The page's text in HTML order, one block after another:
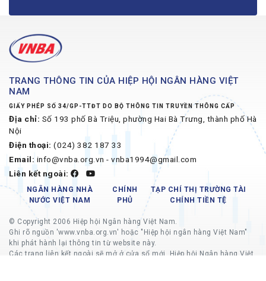
TRANG THÔNG TIN CỦA HIỆP HỘI NGÂN HÀNG VIỆT
NAM
GIẤY PHÉP SỐ 34/GP-TTĐT DO BỘ THÔNG TIN TRUYỀN THÔNG CẤP
Địa chỉ: Số 193 phố Bà Triệu, phường Hai Bà Trưng, thành phố Hà
Nội
Điện thoại: (024) 382 187 33
Email: info@vnba.org.vn - vnba1994@gmail.com
Liên kết ngoài:
NGÂN HÀNG NHÀ
NƯỚC VIỆT NAM
CHÍNH
PHỦ
TẠP CHÍ THỊ TRƯỜNG TÀI
CHÍNH TIỀN TỆ
© Copyright 2006 Hiệp hội Ngân hàng Việt Nam.
Ghi rõ nguồn 'www.vnba.org.vn' hoặc "Hiệp hội ngân hàng Việt Nam"
khi phát hành lại thông tin từ website này.
Các trang liên kết ngoài sẽ mở ở cửa sổ mới, Hiệp hội Ngân hàng Việt